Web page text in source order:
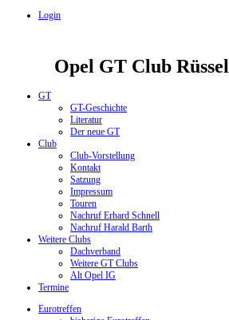
Login
Opel GT Club
GT
GT-Geschichte
Literatur
Der neue GT
Club
Club-Vorstellung
Kontakt
Satzung
Impressum
Touren
Nachruf Erhard Schnell
Nachruf Harald Barth
Weitere Clubs
Dachverband
Weitere GT Clubs
Alt Opel IG
Termine
Eurotreffen